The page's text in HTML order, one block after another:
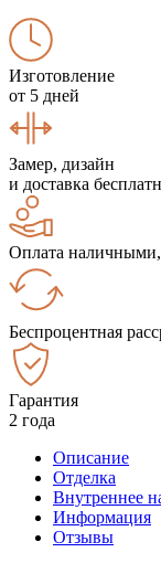
Изготовление
от 5 дней
Замер, дизайн
и доставка
Оплата наличными,
Беспроцентная
Гарантия
2 года
Описание
Отделка
Внутреннее
Информация
Отзывы